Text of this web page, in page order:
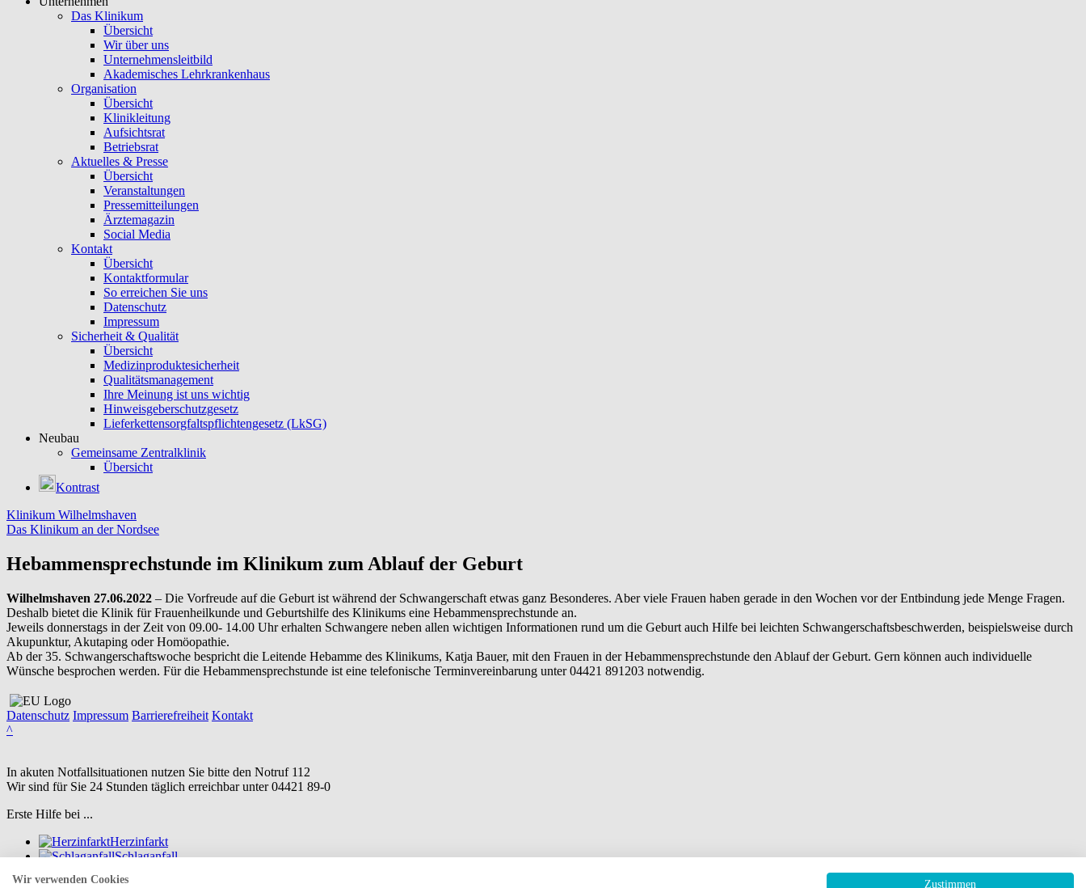
Das Klinikum
Übersicht
Wir über uns
Unternehmensleitbild
Akademisches Lehrkrankenhaus
Organisation
Übersicht
Klinikleitung
Aufsichtsrat
Betriebsrat
Aktuelles & Presse
Übersicht
Veranstaltungen
Pressemitteilungen
Ärztemagazin
Social Media
Kontakt
Übersicht
Kontaktformular
So erreichen Sie uns
Datenschutz
Impressum
Sicherheit & Qualität
Übersicht
Medizinproduktesicherheit
Qualitätsmanagement
Ihre Meinung ist uns wichtig
Hinweisgeberschutzgesetz
Lieferkettensorgfaltspflichtengesetz (LkSG)
Neubau
Gemeinsame Zentralklinik
Übersicht
Kontrast
Klinikum Wilhelmshaven
Das Klinikum an der Nordsee
Hebammensprechstunde im Klinikum zum Ablauf der Geburt
Wilhelmshaven 27.06.2022 – Die Vorfreude auf die Geburt ist während der Schwangerschaft etwas ganz Besonderes. Aber viele Frauen haben gerade in den Wochen vor der Entbindung jede Menge Fragen.
Deshalb bietet die Klinik für Frauenheilkunde und Geburtshilfe des Klinikums eine Hebammensprechstunde an.
Jeweils donnerstags in der Zeit von 09.00- 14.00 Uhr erhalten Schwangere neben allen wichtigen Informationen rund um die Geburt auch Hilfe bei leichten Schwangerschaftsbeschwerden, beispielsweise durch
Akupunktur, Akutaping oder Homöopathie.
Ab der 35. Schwangerschaftswoche bespricht die Leitende Hebamme des Klinikums, Katja Bauer, mit den Frauen in der Hebammensprechstunde den Ablauf der Geburt. Gern können auch individuelle
Wünsche besprochen werden. Für die Hebammensprechstunde ist eine telefonische Terminvereinbarung unter 04421 891203 notwendig.
Datenschutz Impressum Barrierefreiheit Kontakt
^
In akuten Notfallsituationen nutzen Sie bitte den Notruf 112
Wir sind für Sie 24 Stunden täglich erreichbar unter04421 89-0
Erste Hilfe bei ...
Herzinfarkt
Schlaganfall
Wir verwenden Cookies Zustimmen